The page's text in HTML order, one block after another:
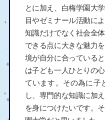
とに加え、白梅学園大
目やゼミナール活動に
知識だけでなく社会全
できる点に大きな魅力
境が自分に合っている
は子ども一人ひとりの
ています。その為に子
し、専門的な知識に加
を身につけたいです。